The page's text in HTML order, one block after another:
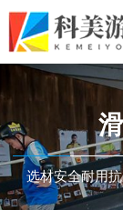
选材安全耐用